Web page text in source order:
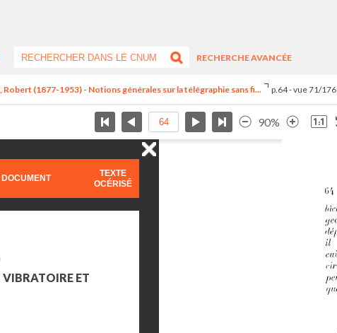
RECHERCHE AVANCÉE
Robert (1877-1953) - Notions générales sur la télégraphie sans fi... p.64 - vue 71/176
90%
TEXTE
OCÉRISÉ
ET